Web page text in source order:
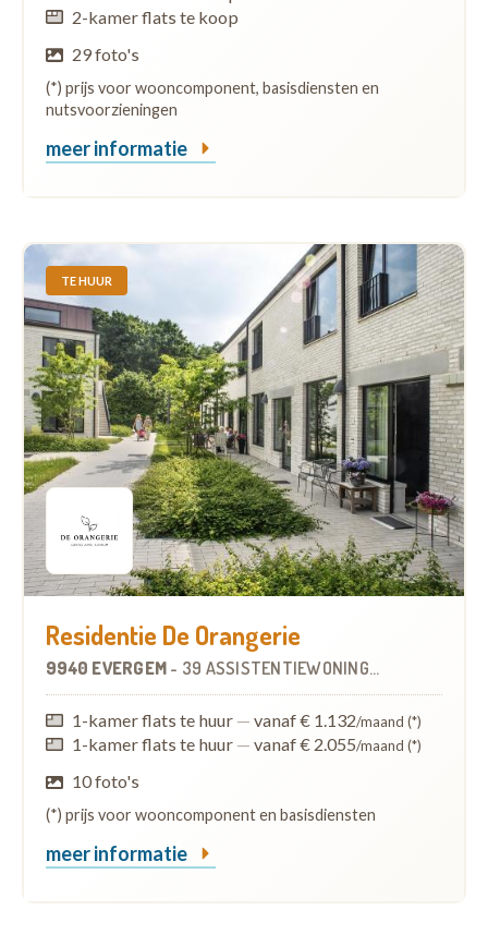
2-kamer flats te koop
29 foto's
(*) prijs voor wooncomponent, basisdiensten en
nutsvoorzieningen
meer informatie
TE HUUR
Residentie De Orangerie
9940 EVERGEM - 39 ASSISTENTIEWONINGEN
1-kamer flats te huur — vanaf € 1.132/maand (*)
1-kamer flats te huur — vanaf € 2.055/maand (*)
10 foto's
(*) prijs voor wooncomponent en basisdiensten
meer informatie